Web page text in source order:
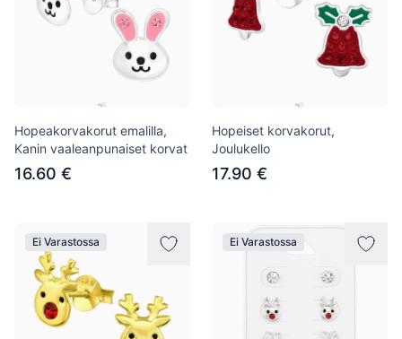
Hopeakorvakorut emalilla,
Kanin vaaleanpunaiset korvat
16.60 €
Hopeiset korvakorut,
Joulukello
17.90 €
Ei Varastossa Ei Varastossa